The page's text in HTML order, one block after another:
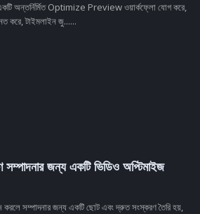
অন্তর্নির্মিত Optimize Preview ওয়ার্কফ্লো যোগ করে,
করে, টাইমলাইন জু......
সম্পাদনার জন্য একটি ভিডিও অপ্টিমাইজ
করলে সম্পাদনার জন্য একটি ছোট এবং দ্রুত সংস্করণ তৈরি হয়,